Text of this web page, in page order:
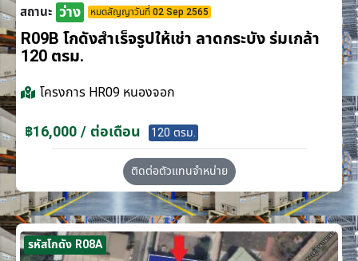
สถานะ ว่าง หมดสัญญาวันที่ 02 Sep 2565
R09B โกดังสำเร็จรูปให้เช่า ลาดกระบัง​ ร่มเกล้า
120 ตรม.
โครงการ HR09 หนองจอก
฿16,000 / ต่อเดือน 120 ตรม.
ติดต่อตัวแทนจำหน่าย
รหัสโกดัง R08A